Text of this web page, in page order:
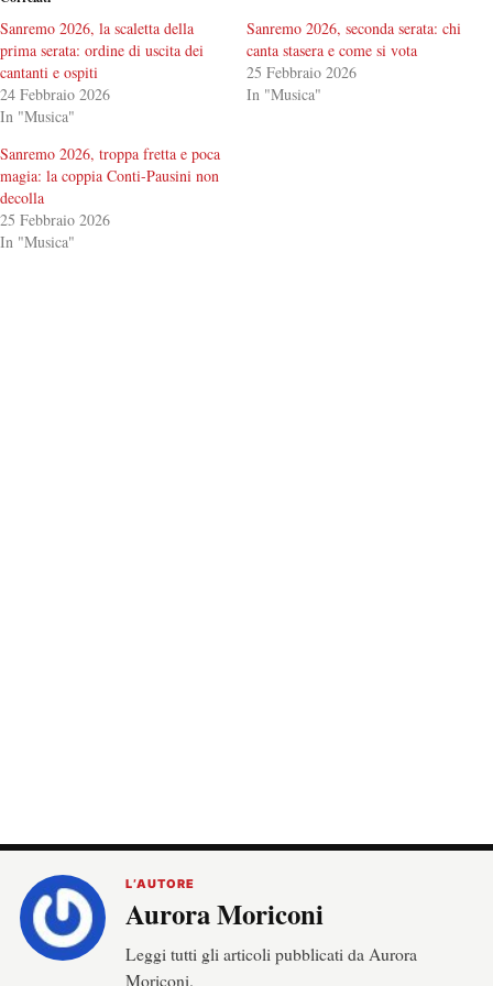
Sanremo 2026, la scaletta della
prima serata: ordine di uscita dei
cantanti e ospiti
24 Febbraio 2026
In "Musica"
Sanremo 2026, seconda serata: chi
canta stasera e come si vota
25 Febbraio 2026
In "Musica"
Sanremo 2026, troppa fretta e poca
magia: la coppia Conti-Pausini non
decolla
25 Febbraio 2026
In "Musica"
L’AUTORE
Aurora Moriconi
Leggi tutti gli articoli pubblicati da Aurora
Moriconi.